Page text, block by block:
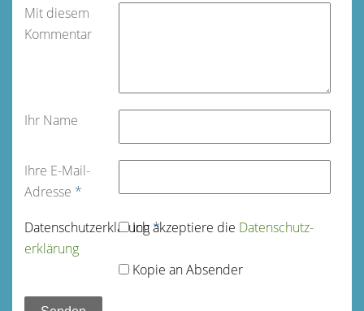
Mit diesem
Kommentar
Ihr Name
Ihre E-Mail-
Adresse *
Datenschutz­erklärung*
Ich akzeptiere die Datenschutz­
erklärung
Kopie an Absender